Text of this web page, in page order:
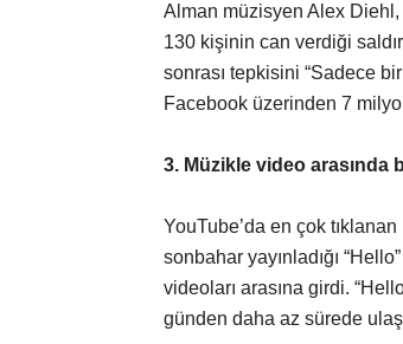
Alman müzisyen Alex Diehl,
130 kişinin can verdiği
sonrası tepkisini “Sadece
Facebook üzerinden 7
3. Müzikle video arasında
YouTube’da en çok
sonbahar yayınladığı
videoları arasına girdi.
günden daha az sürede